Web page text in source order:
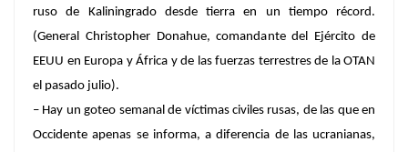
ruso de Kaliningrado desde tierra en un tiempo récord.
(General Christopher Donahue, comandante del Ejército de
EEUU en Europa y África y de las fuerzas terrestres de la OTAN
el pasado julio).
– Hay un goteo semanal de víctimas civiles rusas, de las que en
Occidente apenas se informa, a diferencia de las ucranianas,